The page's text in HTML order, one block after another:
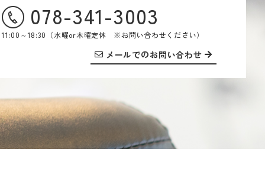
078-341-3003
11:00～18:30（水曜or木曜定休 ※お問い合わせください）
メールでのお問い合わせ